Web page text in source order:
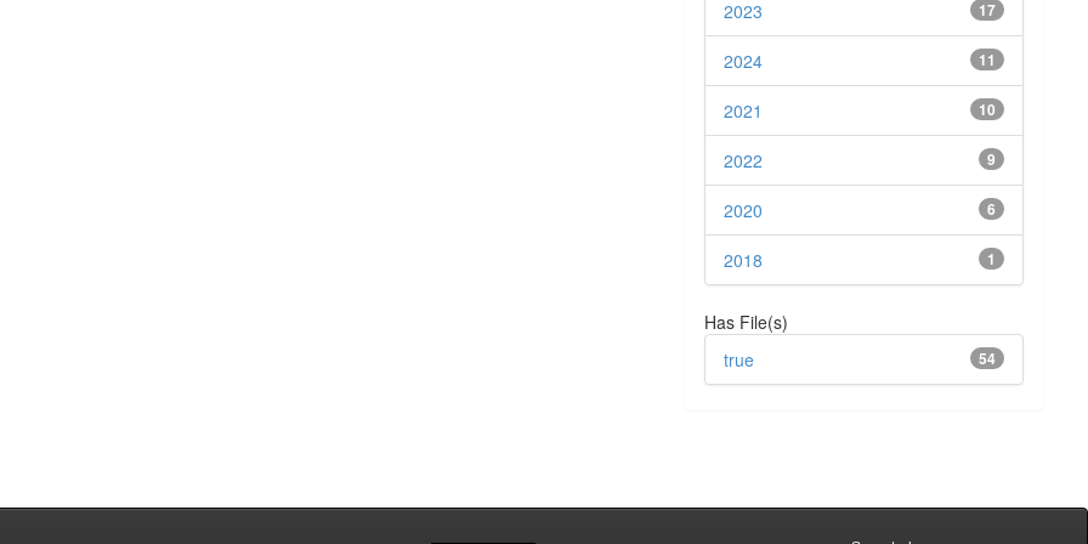
17
2023
11
2024
10
2021
9
2022
6
2020
1
2018
Has File(s)
54
true